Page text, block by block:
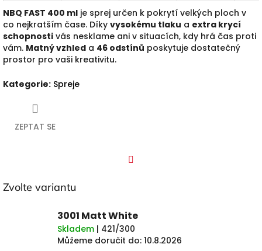
NBQ FAST 400 ml je sprej určen k pokrytí velkých ploch v
co nejkratším čase. Díky vysokému tlaku a extra krycí
schopnosti vás nesklame ani v situacích, kdy hrá čas proti
vám. Matný vzhled a 46 odstínů poskytuje dostatečný
prostor pro vaši kreativitu.
Kategorie: Spreje
ZEPTAT SE
Zvolte variantu
3001 Matt White
Skladem | 421/300
Můžeme doručit do: 10.8.2026